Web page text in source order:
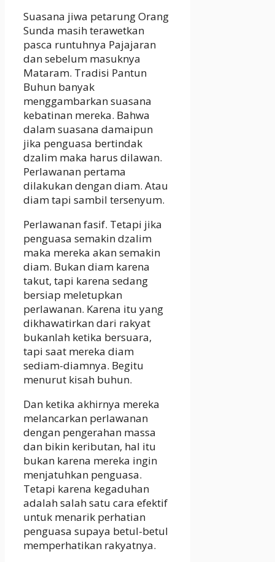
Suasana jiwa petarung Orang
Sunda masih terawetkan
pasca runtuhnya Pajajaran
dan sebelum masuknya
Mataram. Tradisi Pantun
Buhun banyak
menggambarkan suasana
kebatinan mereka. Bahwa
dalam suasana damaipun
jika penguasa bertindak
dzalim maka harus dilawan.
Perlawanan pertama
dilakukan dengan diam. Atau
diam tapi sambil tersenyum.
Perlawanan fasif. Tetapi jika
penguasa semakin dzalim
maka mereka akan semakin
diam. Bukan diam karena
takut, tapi karena sedang
bersiap meletupkan
perlawanan. Karena itu yang
dikhawatirkan dari rakyat
bukanlah ketika bersuara,
tapi saat mereka diam
sediam-diamnya. Begitu
menurut kisah buhun.
Dan ketika akhirnya mereka
melancarkan perlawanan
dengan pengerahan massa
dan bikin keributan, hal itu
bukan karena mereka ingin
menjatuhkan penguasa.
Tetapi karena kegaduhan
adalah salah satu cara efektif
untuk menarik perhatian
penguasa supaya betul-betul
memperhatikan rakyatnya.